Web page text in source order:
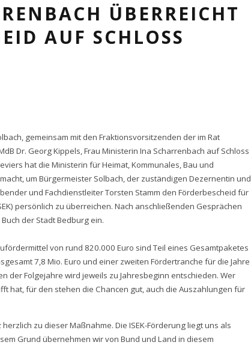
ÜBERREICHT
AUF SCHLOSS
gemeinsam mit den Fraktionsvorsitzenden der im Rat
Dr. Georg Kippels, Frau Ministerin Ina Scharrenbach auf Schloss
hat die Ministerin für Heimat, Kommunales, Bau und
um Bürgermeister Solbach, der zuständigen Dezernentin und
und Fachdienstleiter Torsten Stamm den Förderbescheid für
persönlich zu überreichen. Nach anschließenden Gesprächen
der Stadt Bedburg ein.
von rund 820.000 Euro sind Teil eines Gesamtpaketes
7,8 Mio. Euro und einer zweiten Fördertranche für die Jahre
der Folgejahre wird jeweils zu Jahresbeginn entschieden. Wer
hat, für den stehen die Chancen gut, auch die Auszahlungen für
zu dieser Maßnahme. Die ISEK-Förderung liegt uns als
Grund übernehmen wir von Bund und Land in diesem